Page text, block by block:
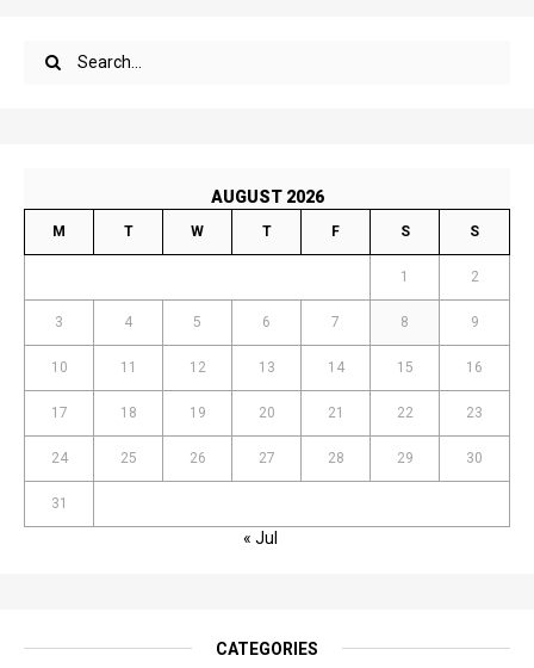
AUGUST 2026
M T W T F S S
1 2
3 4 5 6 7 8 9
10 11 12 13 14 15 16
17 18 19 20 21 22 23
24 25 26 27 28 29 30
31
« Jul
CATEGORIES